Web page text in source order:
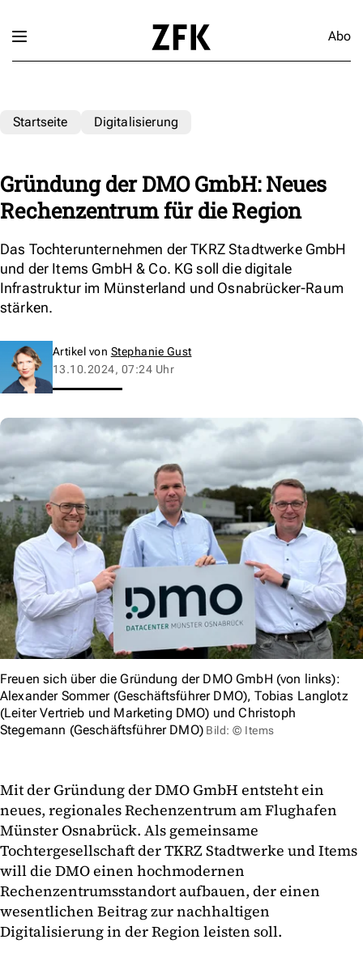
Abo
Startseite Digitalisierung
Gründung der DMO GmbH: Neues
Rechenzentrum für die Region
Das Tochterunternehmen der TKRZ Stadtwerke GmbH
und der Items GmbH & Co. KG soll die digitale
Infrastruktur im Münsterland und Osnabrücker-Raum
stärken.
Artikel von Stephanie Gust
13.10.2024, 07:24 Uhr
Freuen sich über die Gründung der DMO GmbH (von links):
Alexander Sommer (Geschäftsführer DMO), Tobias Langlotz
(Leiter Vertrieb und Marketing DMO) und Christoph
Stegemann (Geschäftsführer DMO) Bild: © Items
Mit der Gründung der DMO GmbH entsteht ein
neues, regionales Rechenzentrum am Flughafen
Münster Osnabrück. Als gemeinsame
Tochtergesellschaft der TKRZ Stadtwerke und Items
will die DMO einen hochmodernen
Rechenzentrumsstandort aufbauen, der einen
wesentlichen Beitrag zur nachhaltigen
Digitalisierung in der Region leisten soll.